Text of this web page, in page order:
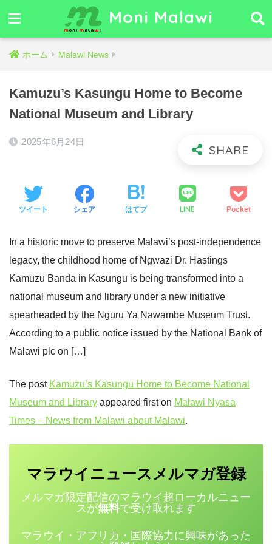
Moni Malawi
ホーム Malawi News
Kamuzu’s Kasungu Home to Become
National Museum and Library
2025年6月24日
ツイート シェア はてブ LINE Pocket
In a historic move to preserve Malawi’s post-independence
legacy, the childhood home of Ngwazi Dr. Hastings
Kamuzu Banda in Kasungu is being transformed into a
national museum and library under a new initiative
spearheaded by the Nguru Ya Nawambe Museum Trust.
According to a public notice issued by the National Bank of
Malawi plc on […]
The post Kamuzu’s Kasungu Home to Become National
Museum and Library appeared first on Malawi Nyasa
Times – News from Malawi about Malawi.
マラウイニュース メルマガ登録
メルマガ限定配信のマラウイ超ローカルニュー
スが無料で受け取れます
マラウイ・アフリカ・国際協力に興味があった